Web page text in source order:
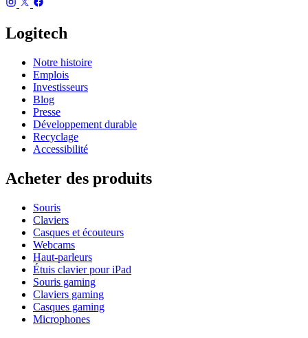
Logitech
Notre histoire
Emplois
Investisseurs
Blog
Presse
Développement durable
Recyclage
Accessibilité
Acheter des produits
Souris
Claviers
Casques et écouteurs
Webcams
Haut-parleurs
Étuis clavier pour iPad
Souris gaming
Claviers gaming
Casques gaming
Microphones